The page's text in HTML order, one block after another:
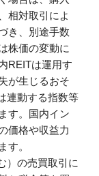
相対取引によ
き、別途手数
株価の変動に
REITは運用す
が生じるおそ
連動する指数等
す。国内イン
価格や収益力
す。
）の売買取引に